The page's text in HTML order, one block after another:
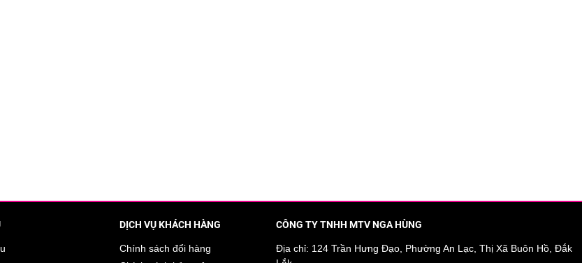
DỊCH VỤ KHÁCH HÀNG
Chính sách đổi hàng
CÔNG TY TNHH MTV NGA HÙNG
Địa chỉ: 124 Trần Hưng Đạo, Phường An Lạc, Thị Xã Buôn Hồ, Đắk